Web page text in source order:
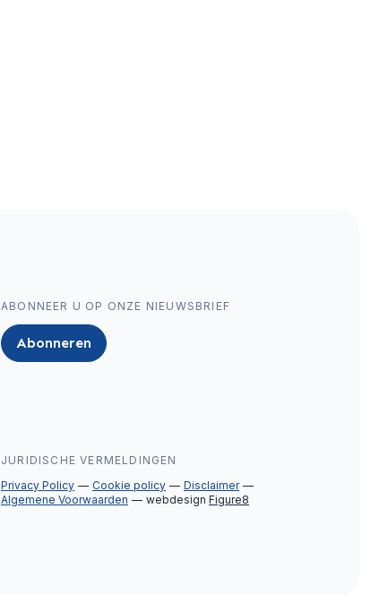
ABONNEER U OP ONZE NIEUWSBRIEF
Abonneren
JURIDISCHE VERMELDINGEN
Privacy Policy
Cookie policy
Disclaimer
Algemene Voorwaarden
webdesign Figure8